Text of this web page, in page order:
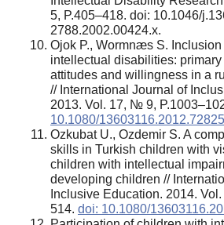
5, P.405–418. doi: 10.1046/
2788.2002.00424.x.
Ojok P., Wormnæs S.
intellectual disabilities:
attitudes and willingness in a
// International Journal of
2013. Vol. 17, № 9,
10.1080/
Ozkubat U., Ozdemir S. A
skills in Turkish children with
children with intellectual
developing children //
Inclusive Education. 2014.
514. doi: 10.1080/